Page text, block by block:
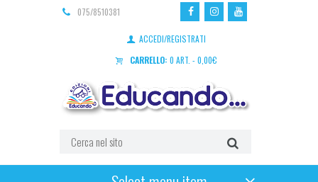
075/8510381
ACCEDI/REGISTRATI
CARRELLO: 0 ART. - 0,00€